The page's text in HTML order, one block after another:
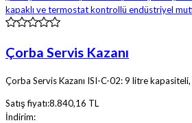
Çorba Servis Kazanı
Çorba Servis Kazanı ISI-C-02: 9 litre
Satış fiyatı:8.840,16 TL
İndirim: